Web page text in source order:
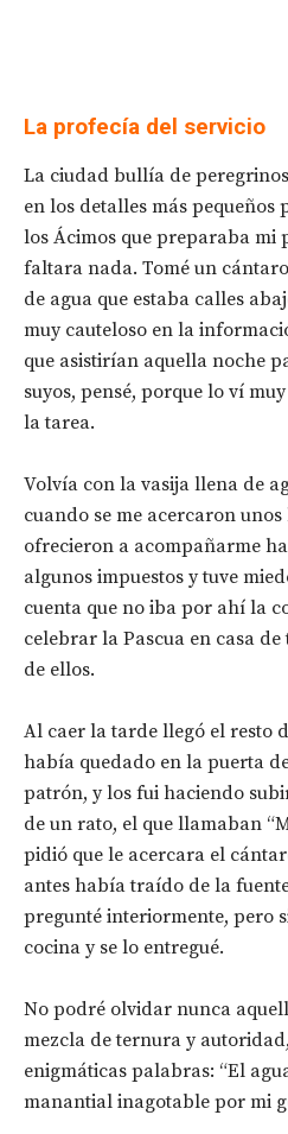
La profecía del servicio
La ciudad bullía de
en los detalles más pequeños
los Ácimos que preparaba mi
faltara nada. Tomé un
de agua que estaba calles
muy cauteloso en la
que asistirían aquella noche
suyos, pensé, porque lo ví
la tarea.
Volvía con la vasija llena de
cuando se me acercaron unos
ofrecieron a acompañarme
algunos impuestos y tuve
cuenta que no iba por ahí la
celebrar la Pascua en casa de
de ellos.
Al caer la tarde llegó el resto
había quedado en la puerta
patrón, y los fui haciendo
de un rato, el que llamaban
pidió que le acercara el
antes había traído de la
pregunté interiormente, pero
cocina y se lo entregué.
No podré olvidar nunca
mezcla de ternura y
enigmáticas palabras: “El
manantial inagotable por mi